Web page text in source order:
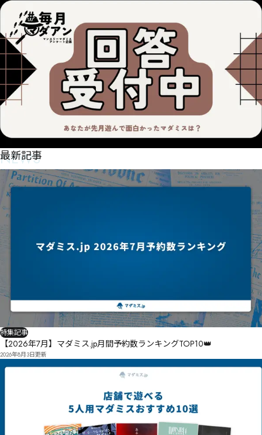
NEWS
最新記事
特集記事
【2026年7月】マダミス.jp月間予約数ランキングTOP10👑
2026年8月3日更新